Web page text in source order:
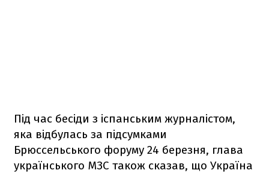
Під час бесіди з іспанським журналістом,
яка відбулась за підсумками
Брюссельського форуму 24 березня, глава
українського МЗС також сказав, що Україна